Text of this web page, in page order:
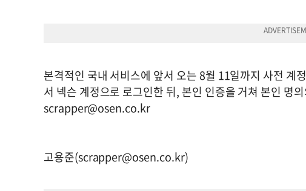
본격적인 국내 서비스에 앞서 오는 8월 11일까지 사전 계
서 넥슨 계정으로 로그인한 뒤, 본인 인증을 거쳐 본인 명
scrapper@osen.co.kr
고용준(scrapper@osen.co.kr)